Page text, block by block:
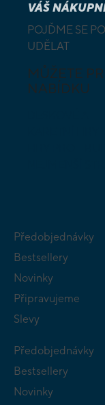
VÁŠ
POJĎME SE
UDĚLAT
MŮŽETE
NABÍDKU
Předobjednávky
Bestsellery
Novinky
Připravujeme
Slevy
Předobjednávky
Bestsellery
Novinky